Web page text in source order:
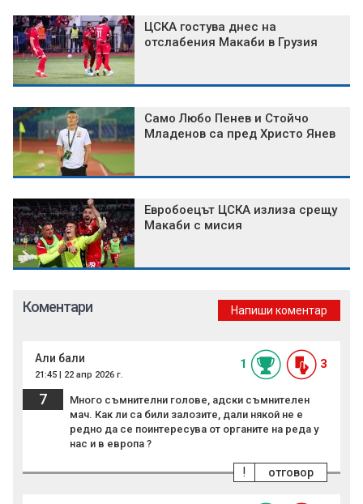
ЦСКА гостува днес на
отслабения Макаби в Грузия
Само Любо Пенев и Стойчо
Младенов са пред Христо Янев
Евробоецът ЦСКА излиза срещу
Макаби с мисия
Коментари Напиши коментар
Али бали
21:45 | 22 апр 2026 г.
1 3
7
Много съмнителни голове, адски съмнителен
мач. Как ли са били залозите, дали някой не е
редно да се поинтересува от органите на реда у
нас и в европа ?
отговор
!